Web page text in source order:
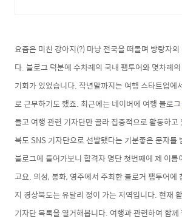
요즘은 미친 강아지(?) 마냥 전국을 떠돌며 방랑자
다. 블로그 덕분에수차례의국내 팸투어와 몇차례
기회가 있었습니다. 작년말까지는 여행 스타트업에
로 근무하기도 했죠.최근에는네이버에 여행 블로그
들고 여행 관련 기자단만 골라 집중적으로활동하고
북도 SNS 기자단으로 선발됐다는 기분좋은 문자를
블로그에 들어가보니 합격자 명단 첫번째에 제 이
고요.의성, 봉화, 영주에서 주최한블로거 팸투어에
지 경상북도는 유달리 정이 가는 지역입니다. 현재
기자단 목록을 열거해봅니다. 여행과 관련하여함께